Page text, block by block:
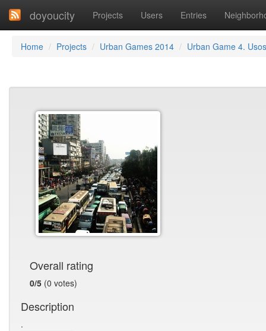
doyoucity Projects Users Entries
Home Projects Urban Games 2014 Urban Game 4. Usos
Overall rating
0/5 (0 votes)
Description
.